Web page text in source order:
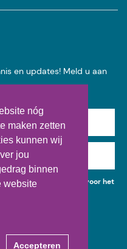
nóg
maken zetten
kunnen wij
jou
binnen
website
Accepteren
en updates! Meld u aan
van mijn gegevens voor het
en nieuws.